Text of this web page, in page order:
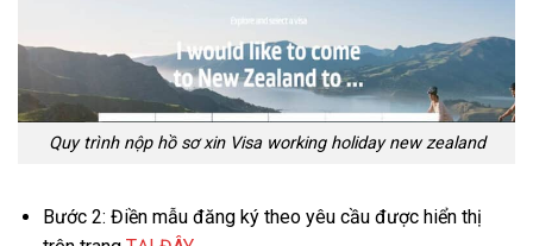
Quy trình nộp hồ sơ xin Visa working holiday new zealand
Bước 2: Điền mẫu đăng ký theo yêu cầu được hiển thị